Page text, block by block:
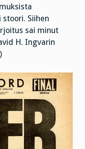
Siihen
sai minut
H. Ingvarin